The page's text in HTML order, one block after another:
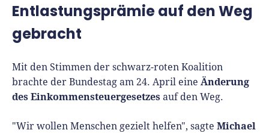
Entlastungsprämie auf den Weg
gebracht
Mit den Stimmen der schwarz-roten Koalition
brachte der Bundestag am 24. April eine Änderung
des Einkommensteuergesetzes auf den Weg.
"Wir wollen Menschen gezielt helfen", sagte Michael